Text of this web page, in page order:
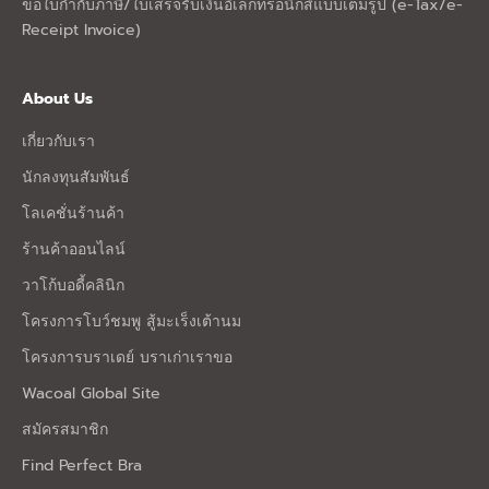
ขอใบกำกับภาษี/ใบเสร็จรับเงินอิเล็กทรอนิกส์แบบเต็มรูป (e-Tax/e-
Receipt Invoice)
About Us
เกี่ยวกับเรา
นักลงทุนสัมพันธ์
โลเคชั่นร้านค้า
ร้านค้าออนไลน์
วาโก้บอดี้คลินิก
โครงการโบว์ชมพู สู้มะเร็งเต้านม
โครงการบราเดย์ บราเก่าเราขอ
Wacoal Global Site
สมัครสมาชิก
Find Perfect Bra